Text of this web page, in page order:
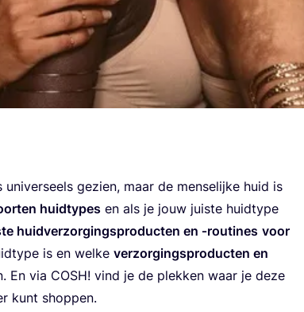
gezien, maar de men­se­lij­ke huid is
huid­ty­pes en als je jouw juis­te huid­ty­pe
huid­ver­zor­gings­pro­duc­ten en ‑rou­ti­nes voor
is en wel­ke ver­zor­gings­pro­duc­ten en
En via COSH! vind je de plek­ken waar je deze
kunt shoppen.